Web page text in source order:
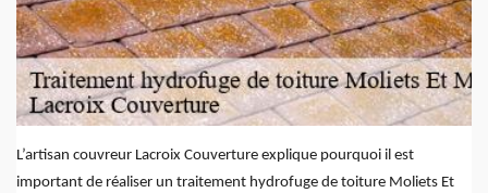
L’artisan couvreur Lacroix Couverture explique pourquoi il est
important de réaliser un traitement hydrofuge de toiture Moliets Et